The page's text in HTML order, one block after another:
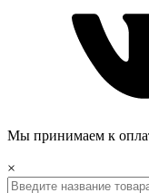
Мы принимаем к
×